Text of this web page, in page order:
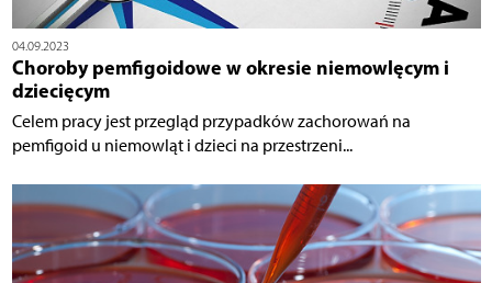
04.09.2023
Choroby pemfigoidowe w okresie niemowlęcym i
dziecięcym
Celem pracy jest przegląd przypadków zachorowań na
pemfigoid u niemowląt i dzieci na przestrzeni...